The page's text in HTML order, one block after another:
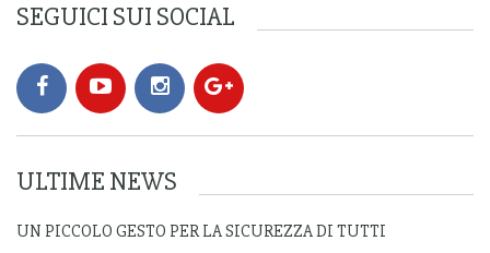
SEGUICI SUI SOCIAL
ULTIME NEWS
UN PICCOLO GESTO PER LA SICUREZZA DI TUTTI